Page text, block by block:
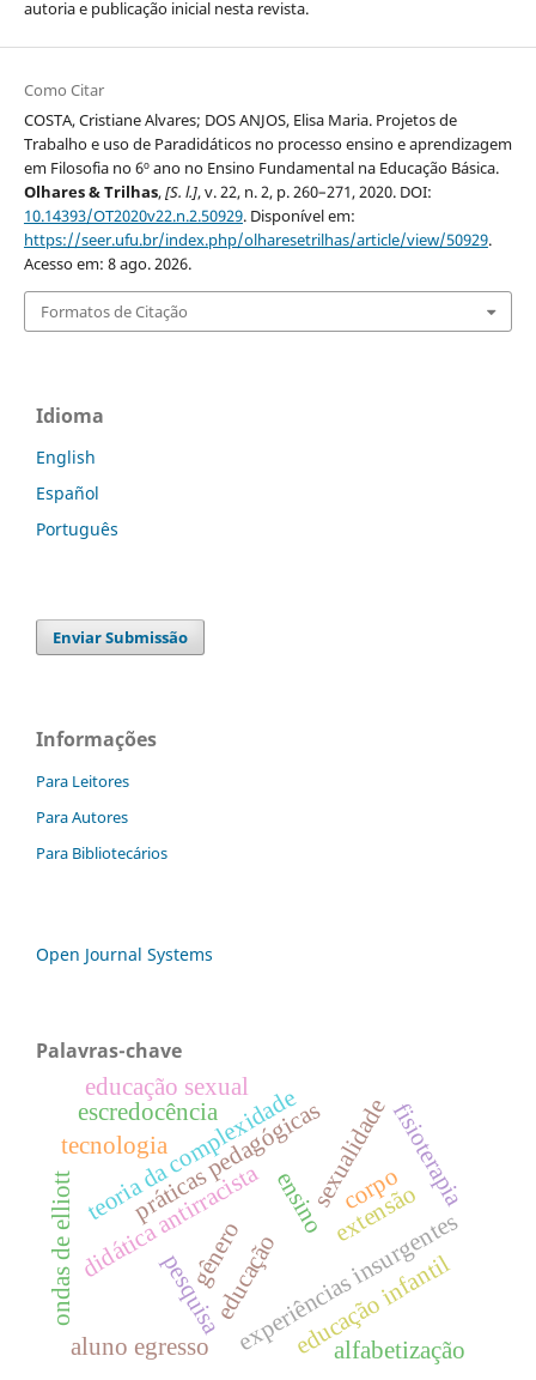
autoria e publicação inicial nesta revista.
Como Citar
COSTA, Cristiane Alvares; DOS ANJOS, Elisa Maria. Projetos de
Trabalho e uso de Paradidáticos no processo ensino e aprendizagem
em Filosofia no 6º ano no Ensino Fundamental na Educação Básica.
Olhares & Trilhas,[S. l.], v. 22, n. 2, p. 260–271, 2020. DOI:
10.14393/OT2020v22.n.2.50929. Disponível em:
https://seer.ufu.br/index.php/olharesetrilhas/article/view/50929.
Acesso em: 8 ago. 2026.
Formatos de Citação
Idioma
English
Español
Português
Enviar Submissão
Informações
Para Leitores
Para Autores
Para Bibliotecários
Open Journal Systems
Palavras-chave
educação
corpo
ensino
pesquisa
extensão
práticas pedagógicas
didática antirracistaexperiências insurgentes
educação infantil
aluno egresso
fisioterapia
teoria da complexidade
alfabetização
educação sexual
gênero
sexualidade
tecnologia
escredocência
ondas de elliott